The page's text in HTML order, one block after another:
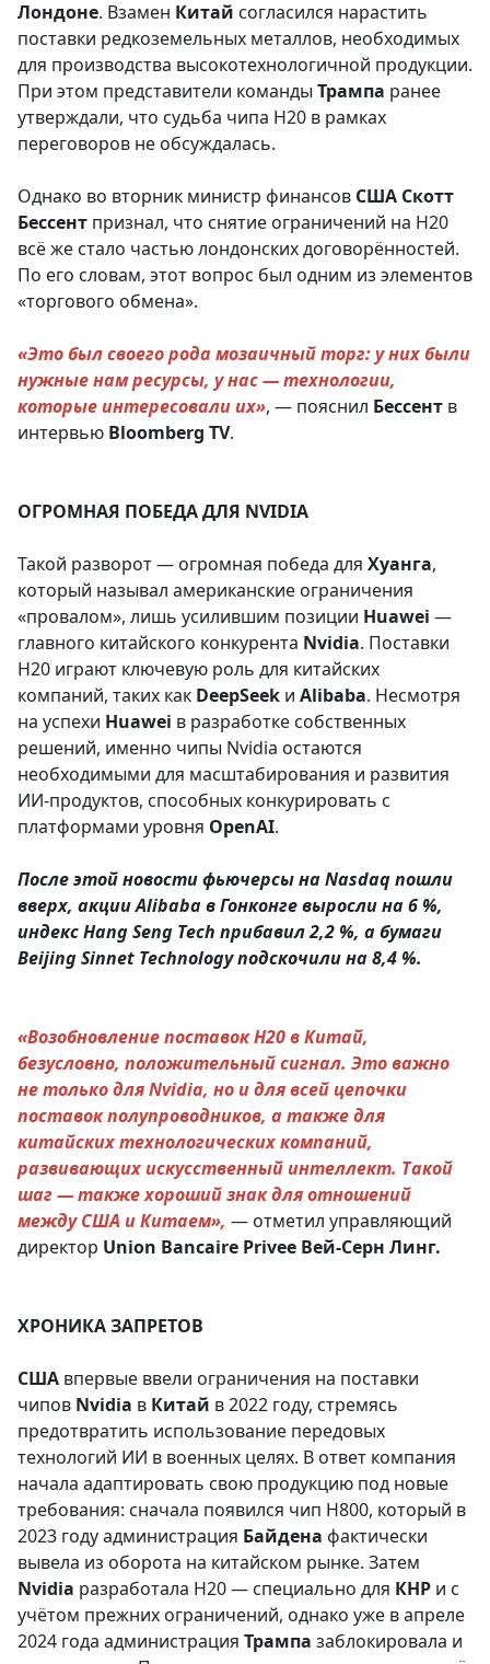
Лондоне. Взамен Китай согласился нарастить
поставки редкоземельных металлов, необходимых
для производства высокотехнологичной продукции.
При этом представители команды Трампа ранее
утверждали, что судьба чипа H20 в рамках
переговоров не обсуждалась.
Однако во вторник министр финансов США Скотт
Бессент признал, что снятие ограничений на H20
всё же стало частью лондонских договорённостей.
По его словам, этот вопрос был одним из элементов
«торгового обмена».
«Это был своего рода мозаичный торг: у них были
нужные нам ресурсы, у нас — технологии,
которые интересовали их», — пояснил Бессент в
интервью Bloomberg TV.
ОГРОМНАЯ ПОБЕДА ДЛЯ NVIDIA
Такой разворот — огромная победа для Хуанга,
который называл американские ограничения
«провалом», лишь усилившим позиции Huawei —
главного китайского конкурента Nvidia. Поставки
H20 играют ключевую роль для китайских
компаний, таких как DeepSeek и Alibaba. Несмотря
на успехи Huawei в разработке собственных
решений, именно чипы Nvidia остаются
необходимыми для масштабирования и развития
ИИ-продуктов, способных конкурировать с
платформами уровня OpenAI.
После этой новости фьючерсы на Nasdaq пошли
вверх, акции Alibaba в Гонконге выросли на 6 %,
индекс Hang Seng Tech прибавил 2,2 %, а бумаги
Beijing Sinnet Technology подскочили на 8,4 %.
«Возобновление поставок H20 в Китай,
безусловно, положительный сигнал. Это важно
не только для Nvidia, но и для всей цепочки
поставок полупроводников, а также для
китайских технологических компаний,
развивающих искусственный интеллект. Такой
шаг — также хороший знак для отношений
между США и Китаем», — отметил управляющий
директор Union Bancaire Privee Вей-Серн Линг.
ХРОНИКА ЗАПРЕТОВ
США впервые ввели ограничения на поставки
чипов Nvidia в Китай в 2022 году, стремясь
предотвратить использование передовых
технологий ИИ в военных целях. В ответ компания
начала адаптировать свою продукцию под новые
требования: сначала появился чип H800, который в
2023 году администрация Байдена фактически
вывела из оборота на китайском рынке. Затем
Nvidia разработала H20 — специально для КНР и с
учётом прежних ограничений, однако уже в апреле
2024 года администрация Трампа заблокировала и